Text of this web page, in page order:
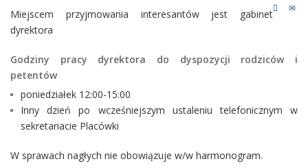
Miejscem przyjmowania interesantów jest gabinet
dyrektora
Godziny pracy dyrektora do dyspozycji rodziców i
petentów
poniedziałek 12:00-15:00
Inny dzień po wcześniejszym ustaleniu telefonicznym w
sekretariacie Placówki
W sprawach nagłych nie obowiązuje w/w harmonogram.